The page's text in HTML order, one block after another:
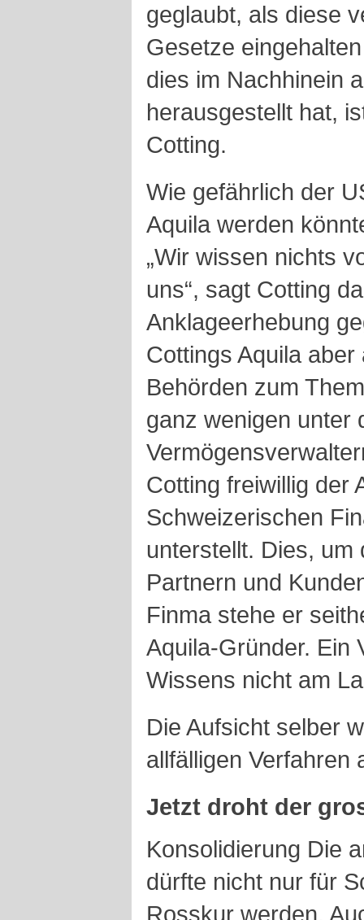
geglaubt, als diese
Gesetze
dies im Nachhinein
herausgestellt hat,
Cotting.
Wie gefährlich der
Aquila werden
„Wir wissen nichts
uns“, sagt Cotting
Anklageerhebung
Cottings Aquila
Behörden zum
ganz wenigen unter
Cotting freiwillig der
Schweizerischen
unterstellt. Dies, um
Partnern und
Finma stehe er
Aquila-Gründer. Ein
Wissens nicht am
Die Aufsicht selber
allfälligen Verfahren
Jetzt droht der
Konsolidierung Die
dürfte nicht nur für
Rosskur werden.